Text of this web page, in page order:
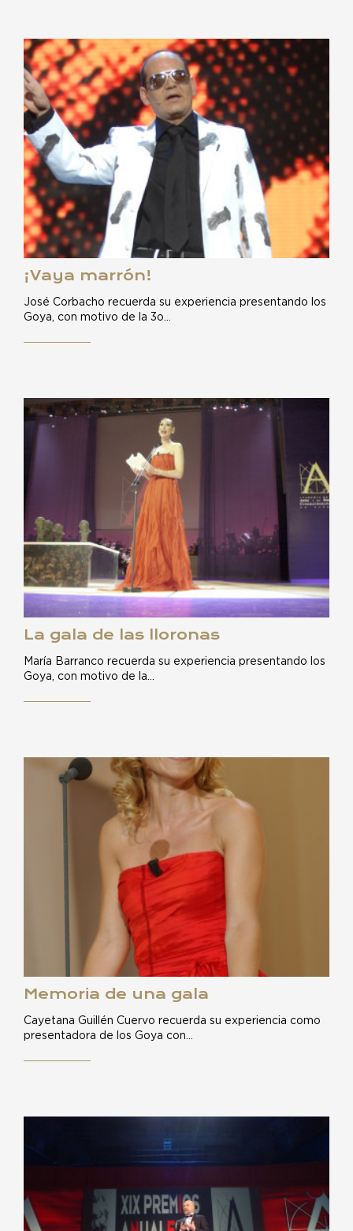
¡Vaya marrón!
José Corbacho recuerda su experiencia presentando los
Goya, con motivo de la 3o…
La gala de las lloronas
María Barranco recuerda su experiencia presentando los
Goya, con motivo de la…
Memoria de una gala
Cayetana Guillén Cuervo recuerda su experiencia como
presentadora de los Goya con…